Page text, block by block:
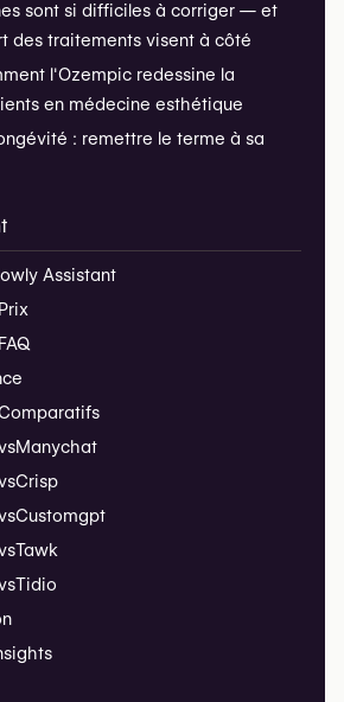
sont si difficiles à corriger — et
des traitements visent à côté
l'Ozempic redessine la
en médecine esthétique
: remettre le terme à sa
Assistant
Manychat
Crisp
Customgpt
Tawk
Tidio